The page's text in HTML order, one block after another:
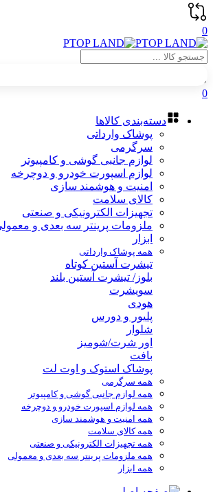
0
0
دسته‌بندی کالاها
پوشاک وارداتی
سرگرمی
لوازم جانبی گوشی و کامپیوتر
لوازم اسپورت خودرو و دوچرخه
امنیت و هوشمند سازی
کالای سلامت
تجهیزات الکترونیکی و صنعتی
ملزومات پرینتر سه بعدی و
ابزار
همه پوشاک وارداتی
تیشرت آستین کوتاه
بلوز/ تیشرت آستین بلند
سویشرت
هودی
پلیور و دورس
شلوار
اور شرت/شومیز
بافت
پوشاک استوک و اوت لت
همه سرگرمی
همه لوازم جانبی گوشی و کامپیوتر
همه لوازم اسپورت خودرو و دوچرخه
همه امنیت و هوشمند سازی
همه کالای سلامت
همه تجهیزات الکترونیکی و صنعتی
همه ملزومات پرینتر سه بعدی و معمولی
همه ابزار